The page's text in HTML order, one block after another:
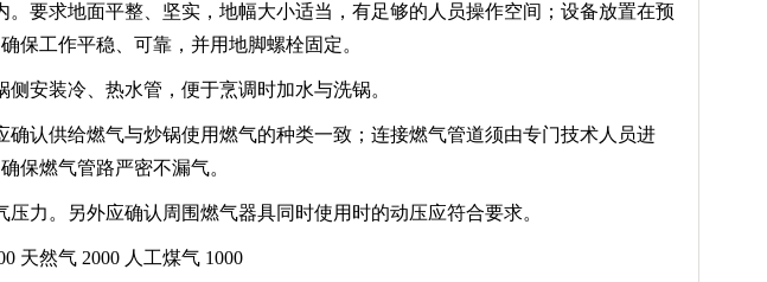
要求地面平整、坚实，地幅大小适当，有足够的人员操作空间；设备放置在预
保工作平稳、可靠，并用地脚螺栓固定。
安装冷、热水管，便于烹调时加水与洗锅。
认供给燃气与炒锅使用燃气的种类一致；连接燃气管道须由专门技术人员进
保燃气管路严密不漏气。
力。另外应确认周围燃气器具同时使用时的动压应符合要求。
天然气 2000 人工煤气 1000